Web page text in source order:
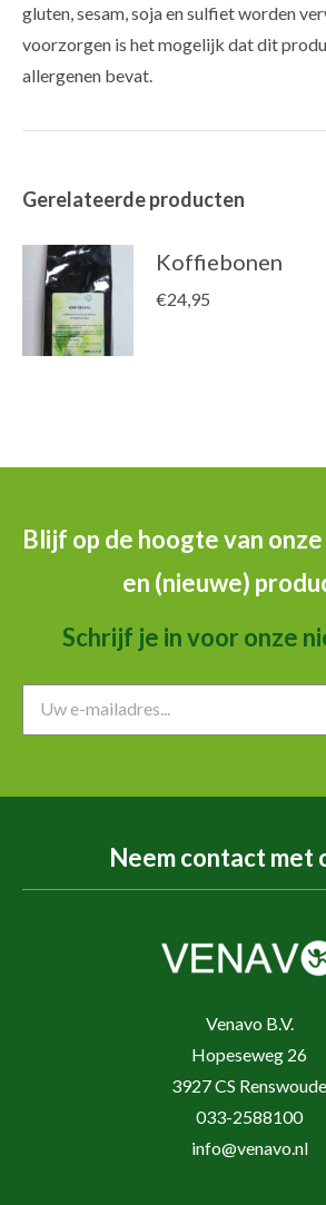
gluten, sesam, soja en sulfiet worden
voorzorgen is het mogelijk dat dit
allergenen bevat.
Gerelateerde producten
Koffiebonen
€24,95
Blijf op de hoogte van
en (nieuwe)
Schrijf je in voor onze
Neem contact met
Venavo B.V.
Hopeseweg 26
3927 CS Renswoude
033-2588100
info@venavo.nl